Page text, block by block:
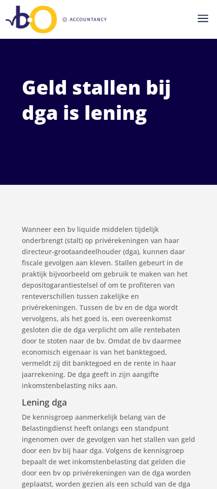
a
Geld stallen bij
dga is lening
Wanneer een bv liquide middelen tijdelijk
onderbrengt (stalt) op privérekeningen van haar
directeur-grootaandeelhouder (dga), kunnen daar
fiscale gevolgen aan kleven. Stallen gebeurt in de
praktijk bijvoorbeeld om gebruik te maken van het
depositogarantiestelsel of om te profiteren van
renteverschillen tussen zakelijke en
privérekeningen. Tussen de bv en de dga wordt
vervolgens, als het goed is, een overeenkomst
gesloten die de dga verplicht om alle rentebaten
door te stoten naar de bv. Omdat de bv daarmee
economisch eigenaar is van het banktegoed,
vermeldt zij dit banktegoed en de rente in haar
jaarrekening. De dga geeft in zijn aangifte
inkomstenbelasting niks aan.
Lening dga
De kennisgroep aanmerkelijk belang van de
Belastingdienst heeft onlangs een standpunt
ingenomen over de gevolgen van het stallen van geld
door een bv bij haar dga. Volgens de kennisgroep
bepaalt de wet inkomstenbelasting dat gelden die
door een bv op privérekeningen van de dga worden
geplaatst, worden gezien als een schuld van de dga